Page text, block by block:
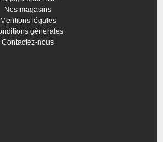
Nos magasins
Mentions légales
générales
Contactez-nous